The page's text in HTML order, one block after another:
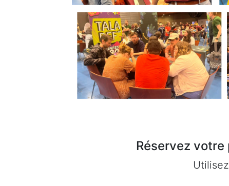
Réservez